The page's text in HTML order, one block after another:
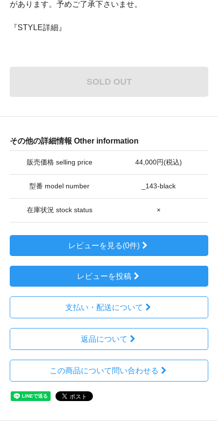
があります。予めご了承下さいませ。
『STYLE詳細』
SOLD OUT
その他の詳細情報 Other information
販売価格 selling price 44,000円(税込)
型番 model number _143-black
在庫状況 stock status ×
レビューを見る(0件)
レビューを投稿
支払い・配送について
返品について
この商品について問い合わせる